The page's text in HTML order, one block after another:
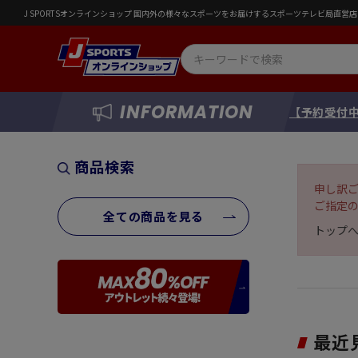
J SPORTSオンラインショップ 国内外の様々なスポーツをお届けするスポーツテレビ局直営
INFORMATION 【予約受
商品検索
全ての商品を見る
申し訳
ご指定
トップ
最近